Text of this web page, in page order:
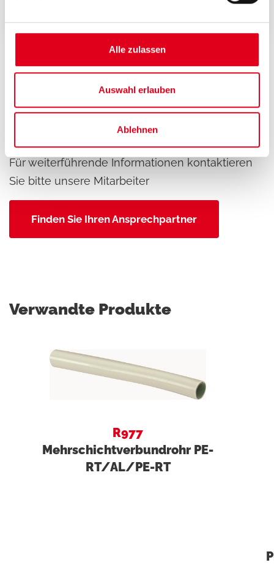
Alle zulassen
Auswahl erlauben
Ablehnen
Hilfe benötigt RM179E?
Für weiterführende Informationen kontaktieren
Sie bitte unsere Mitarbeiter
Finden Sie Ihren Ansprechpartner
Verwandte Produkte
R977
Mehrschichtverbundrohr PE-
RT/AL/PE-RT